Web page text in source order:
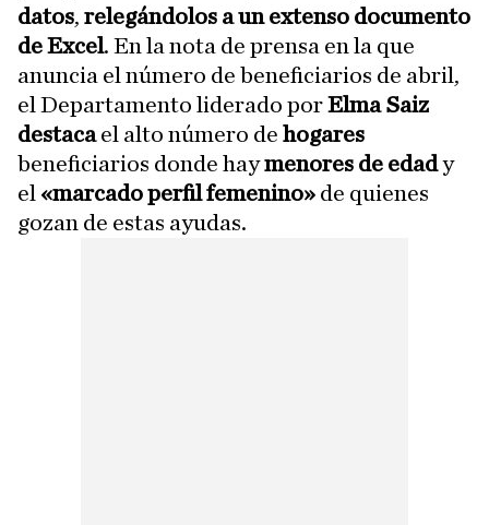
datos, relegándolos a un extenso documento
de Excel. En la nota de prensa en la que
anuncia el número de beneficiarios de abril,
el Departamento liderado porElma Saiz
destacael alto número de hogares
beneficiarios donde haymenores de edady
el «marcado perfil femenino» de quienes
gozan de estas ayudas.